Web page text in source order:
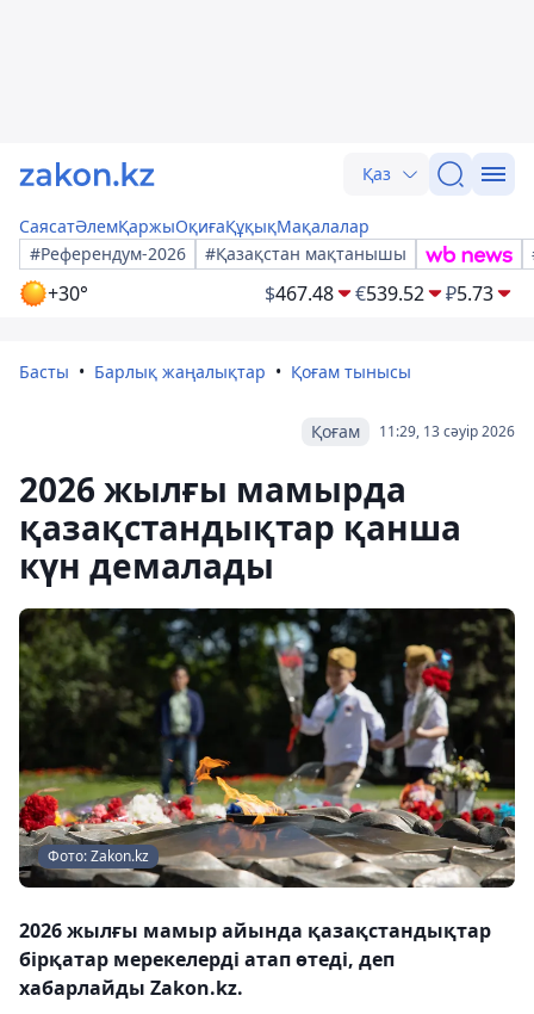
Қаз
СаясатӘлемҚаржыОқиғаҚұқықМақалалар
#Референдум-2026
#Қазақстан мақтанышы
+30° $467.48 €539.52 ₽5.73
Басты Барлық жаңалықтар Қоғам тынысы
11:29, 13 сәуір 2026
Қоғам
2026 жылғы мамырда
қазақстандықтар қанша
күн демалады
Фото: Zakon.kz
2026 жылғы мамыр айында қазақстандықтар
бірқатар мерекелерді атап өтеді, деп
хабарлайды Zakon.kz.